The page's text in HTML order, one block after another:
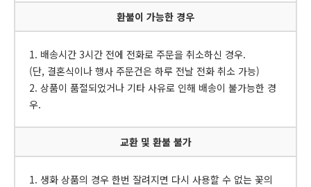
환불이 가능한 경우
1. 배송시간 3시간 전에 전화로 주문을 취소하신 경우.
(단, 결혼식이나 행사 주문건은 하루 전날 전화 취소 가능)
2. 상품이 품절되었거나 기타 사유로 인해 배송이 불가능한 경
우.
교환 및 환불 불가
1. 생화 상품의 경우 한번 잘려지면 다시 사용할 수 없는 꽃의